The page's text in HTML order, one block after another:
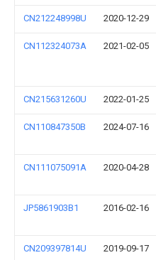
CN212248998U 2020-12-29
CN112324073A 2021-02-05
CN215631260U 2022-01-25
CN110847350B 2024-07-16
CN111075091A 2020-04-28
JP5861903B1 2016-02-16
CN209397814U 2019-09-17